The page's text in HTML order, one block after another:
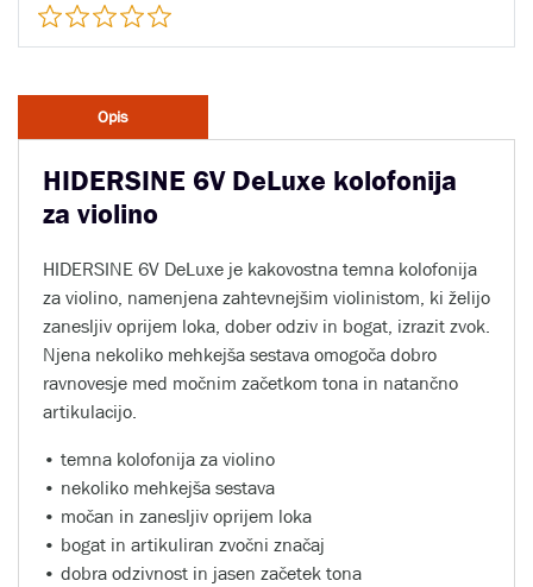
Opis
HIDERSINE 6V DeLuxe kolofonija
za violino
HIDERSINE 6V DeLuxe je kakovostna temna kolofonija
za violino, namenjena zahtevnejšim violinistom, ki želijo
zanesljiv oprijem loka, dober odziv in bogat, izrazit zvok.
Njena nekoliko mehkejša sestava omogoča dobro
ravnovesje med močnim začetkom tona in natančno
artikulacijo.
• temna kolofonija za violino
• nekoliko mehkejša sestava
• močan in zanesljiv oprijem loka
• bogat in artikuliran zvočni značaj
• dobra odzivnost in jasen začetek tona